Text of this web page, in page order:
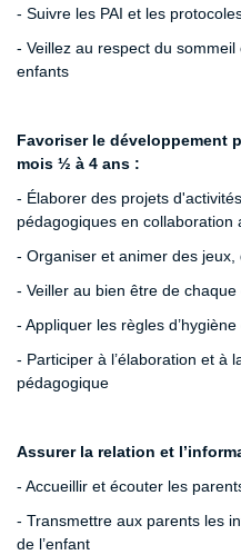
- Suivre les PAI et les
- Veillez au respect du
enfants
Favoriser le développement
mois ½ à 4 ans :
- Élaborer des projets
pédagogiques en collaboration
- Organiser et animer des
- Veiller au bien être de chaque
- Appliquer les règles
- Participer à l’élaboration et à
pédagogique
Assurer la relation et
- Accueillir et écouter les
- Transmettre aux parents les
de l’enfant